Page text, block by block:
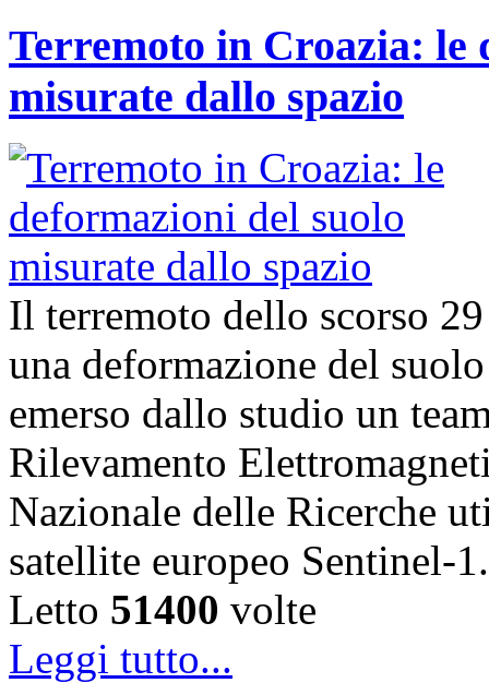
Terremoto in Croazia: le
misurate dallo spazio
Il terremoto dello scorso
una deformazione del
emerso dallo studio un
Rilevamento
Nazionale delle Ricerche
satellite europeo
Letto 51400 volte
Leggi tutto...